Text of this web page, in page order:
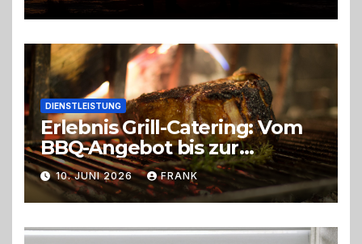
DIENSTLEISTUNG
Erlebnis Grill-Catering: Vom
BBQ-Angebot bis zur
perfekten Eventorganisation
Trend zu Outdoor-Events,
Erlebnisgastronomie und
Live-Cooking
10. JUNI 2026 FRANK